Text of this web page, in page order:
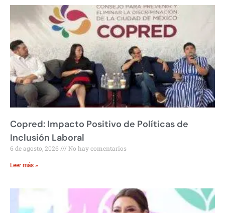
Copred: Impacto Positivo de Políticas de
Inclusión Laboral
6 de agosto, 2026 No hay comentarios
Leer más »